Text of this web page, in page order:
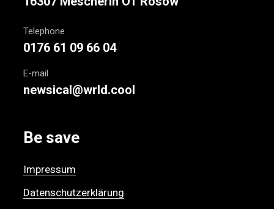
Telephone
0176 61 09 66 04
E-mail
newsical@wrld.cool
Be save
Impressum
Datenschutzerklärung